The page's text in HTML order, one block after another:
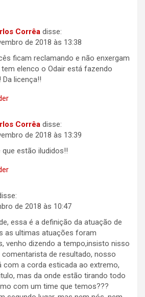
Corrêa disse:
de 2018 às 13:38
ficam reclamando e não enxergam
elenco o Odair está fazendo
Da licença!!
Corrêa disse:
de 2018 às 13:39
estão iludidos!!
de 2018 às 10:47
essa é a definição da atuação de
as ultimas atuações foram
venho dizendo a tempo,insisto nisso
comentarista de resultado, nosso
com a corda esticada ao extremo,
mas da onde estão tirando todo
com um time que temos???